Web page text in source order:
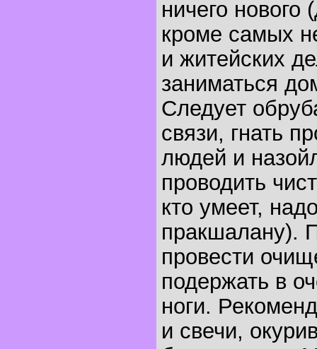
ничего нового
кроме самых
и житейских
заниматься
Следует
связи, гнать
людей и
проводить
кто умеет,
пракшалану).
провести
подержать в
ноги.
и свечи,